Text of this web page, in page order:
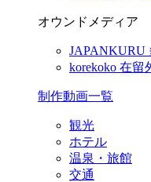
オウンドメディア
JAPANKURU
korekoko 在留
制作動画一覧
観光
ホテル
温泉・旅館
交通